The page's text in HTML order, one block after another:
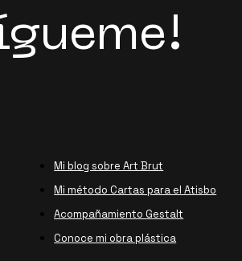
Mi blog sobre Art Brut
Mi método Cartas para el Atisbo
Acompañamiento Gestalt
Conoce mi obra plástica